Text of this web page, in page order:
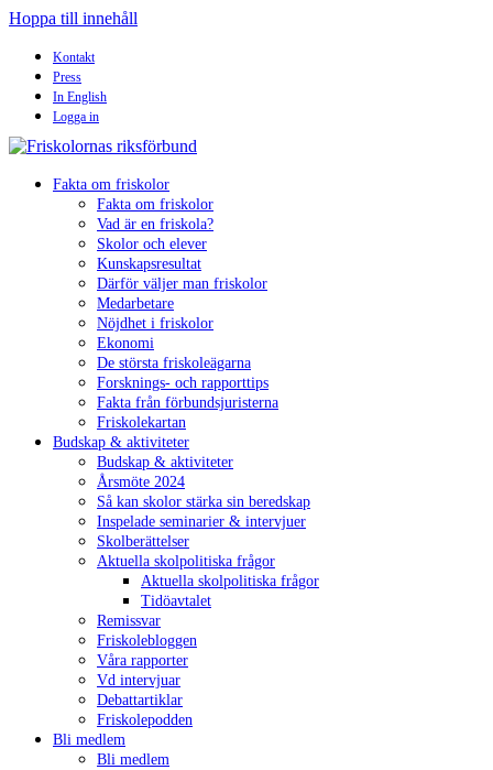
Hoppa till innehåll
Kontakt
Press
In English
Logga in
Fakta om friskolor
Fakta om friskolor
Vad är en friskola?
Skolor och elever
Kunskapsresultat
Därför väljer man friskolor
Medarbetare
Nöjdhet i friskolor
Ekonomi
De största friskoleägarna
Forsknings- och rapporttips
Fakta från förbundsjuristerna
Friskolekartan
Budskap & aktiviteter
Budskap & aktiviteter
Årsmöte 2024
Så kan skolor stärka sin beredskap
Inspelade seminarier & intervjuer
Skolberättelser
Aktuella skolpolitiska frågor
Aktuella skolpolitiska frågor
Tidöavtalet
Remissvar
Friskolebloggen
Våra rapporter
Vd intervjuar
Debattartiklar
Friskolepodden
Bli medlem
Bli medlem